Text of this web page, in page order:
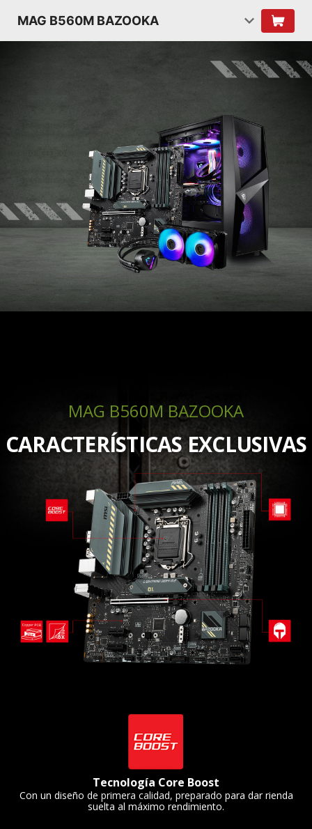
MAG B560M BAZOOKA
MAG B560M BAZOOKA
CARACTERÍSTICAS EXCLUSIVAS
Tecnología Core Boost
Con un diseño de primera calidad, preparado para dar rienda
suelta al máximo rendimiento.